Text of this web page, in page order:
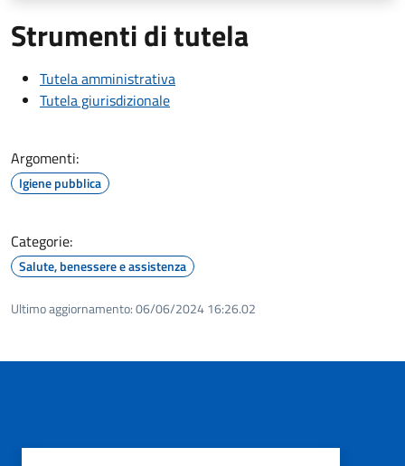
Strumenti di tutela
Tutela amministrativa
Tutela giurisdizionale
Argomenti:
Igiene pubblica
Categorie:
Salute, benessere e assistenza
Ultimo aggiornamento:06/06/2024 16:26.02